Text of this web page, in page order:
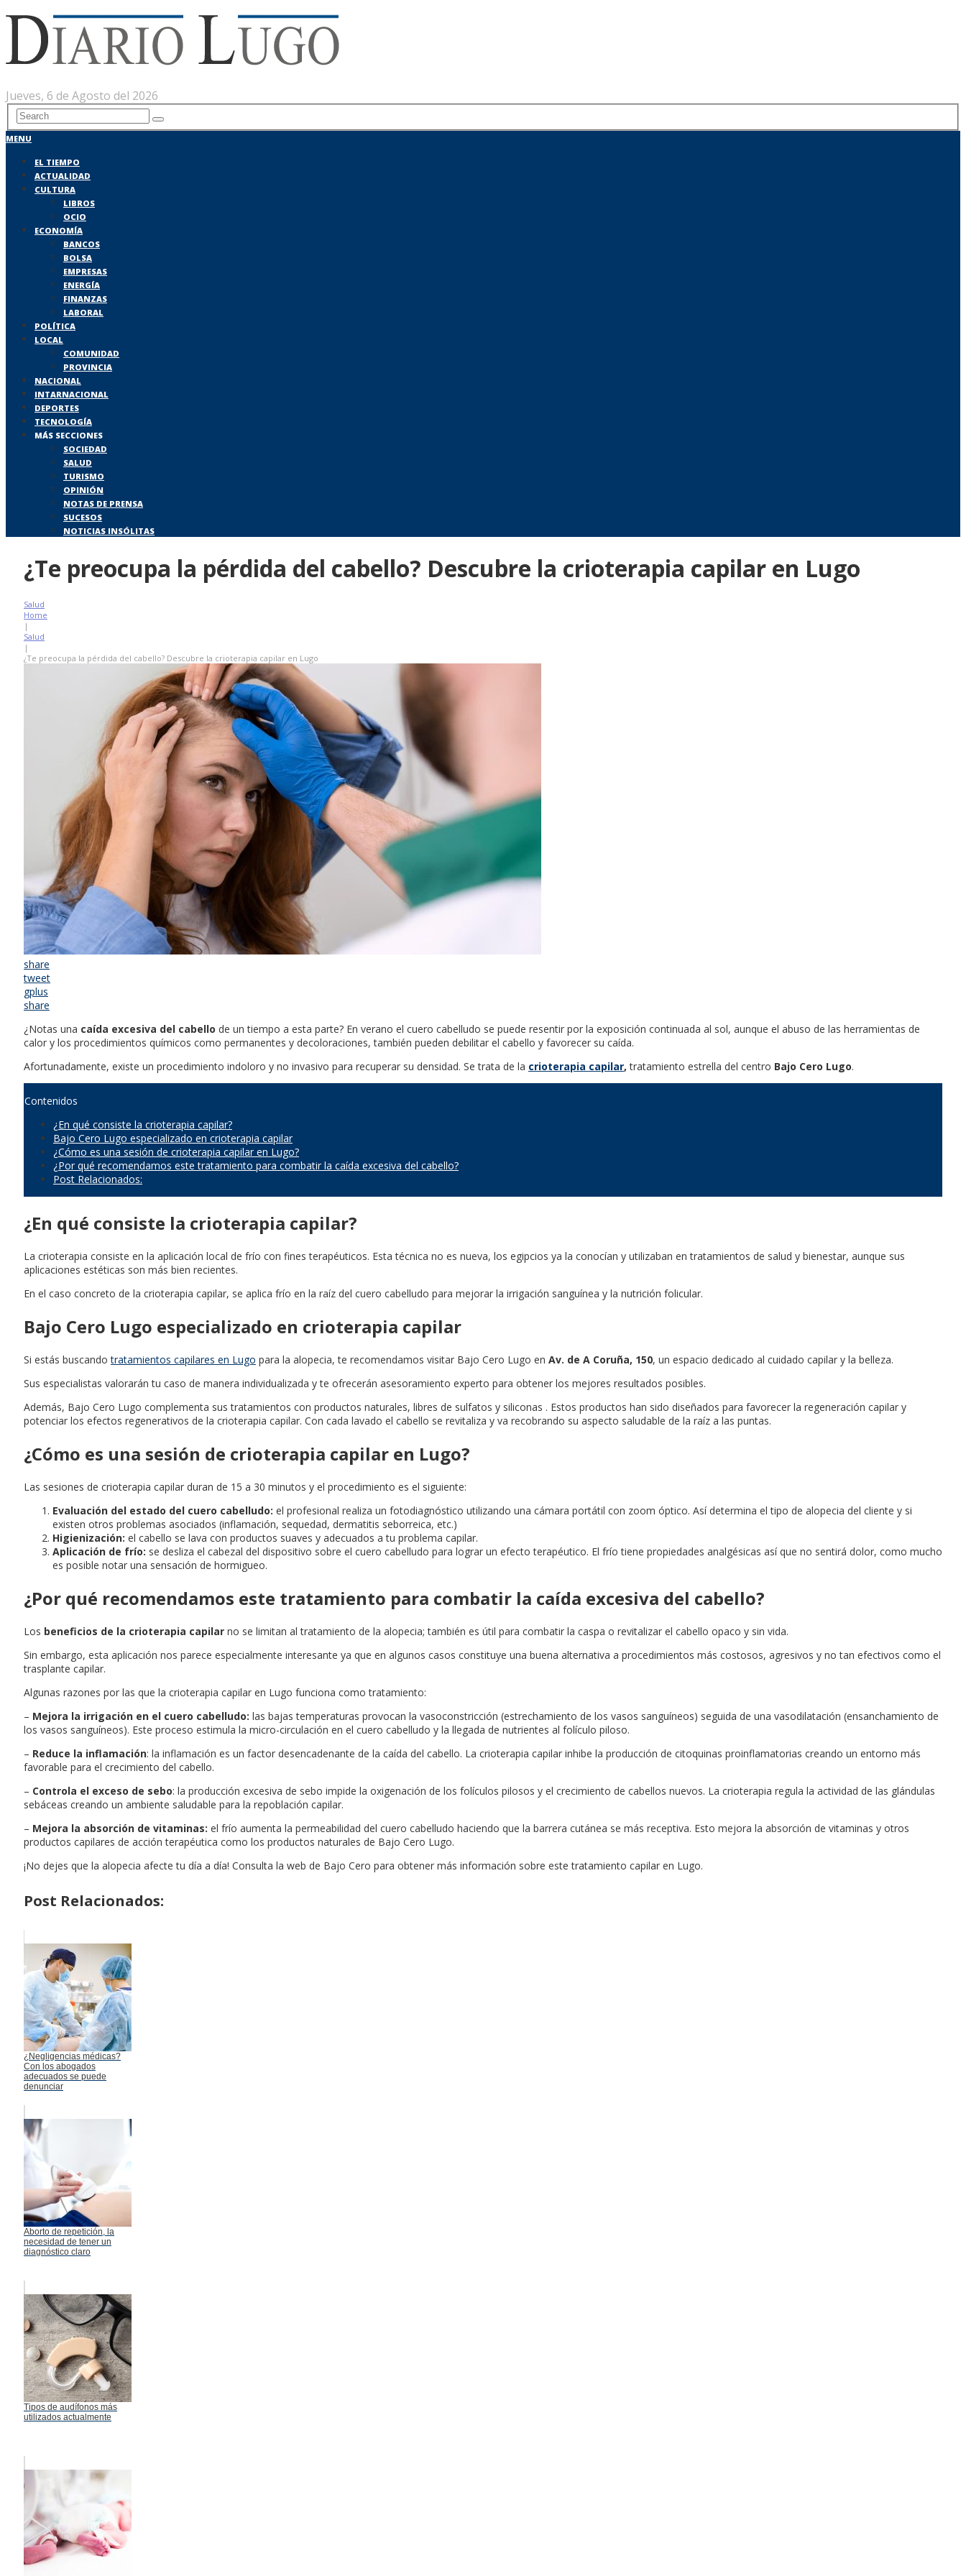
Jueves, 6 de Agosto del 2026
MENU
EL TIEMPO
ACTUALIDAD
CULTURA
LIBROS
OCIO
ECONOMÍA
BANCOS
BOLSA
EMPRESAS
ENERGÍA
FINANZAS
LABORAL
POLÍTICA
LOCAL
COMUNIDAD
PROVINCIA
NACIONAL
INTARNACIONAL
DEPORTES
TECNOLOGÍA
MÁS SECCIONES
SOCIEDAD
SALUD
TURISMO
OPINIÓN
NOTAS DE PRENSA
SUCESOS
NOTICIAS INSÓLITAS
¿Te preocupa la pérdida del cabello? Descubre la crioterapia capilar en Lugo
Salud
Home
|
Salud
|
¿Te preocupa la pérdida del cabello? Descubre la crioterapia capilar en Lugo
share
tweet
gplus
share
¿Notas una caída excesiva del cabello de un tiempo a esta parte? En verano el cuero cabelludo se puede resentir por la exposición continuada al sol, aunque el abuso de las herramientas de
calor y los procedimientos químicos como permanentes y decoloraciones, también pueden debilitar el cabello y favorecer su caída.
Afortunadamente, existe un procedimiento indoloro y no invasivo para recuperar su densidad. Se trata de la crioterapia capilar,tratamiento estrella del centro Bajo Cero Lugo.
Contenidos
¿En qué consiste la crioterapia capilar?
Bajo Cero Lugo especializado en crioterapia capilar
¿Cómo es una sesión de crioterapia capilar en Lugo?
¿Por qué recomendamos este tratamiento para combatir la caída excesiva del cabello?
Post Relacionados:
¿En qué consiste la crioterapia capilar?
La crioterapia consiste en la aplicación local de frío con fines terapéuticos. Esta técnica no es nueva, los egipcios ya la conocían y utilizaban en tratamientos de salud y bienestar, aunque sus
aplicaciones estéticas son más bien recientes.
En el caso concreto de la crioterapia capilar, se aplica frío en la raíz del cuero cabelludo para mejorar la irrigación sanguínea y la nutrición folicular.
Bajo Cero Lugo especializado en crioterapia capilar
Si estás buscandotratamientos capilares en Lugo para la alopecia, te recomendamos visitar Bajo Cero Lugo en Av. de A Coruña, 150, un espacio dedicado al cuidado capilar y la belleza.
Sus especialistas valorarán tu caso de manera individualizada y te ofrecerán asesoramiento experto para obtener los mejores resultados posibles.
Además, Bajo Cero Lugo complementa sus tratamientos con productos naturales, libres de sulfatos y siliconas . Estos productos han sido diseñados para favorecer la regeneración capilar y
potenciar los efectos regenerativos de la crioterapia capilar. Con cada lavado el cabello se revitaliza y va recobrando su aspecto saludable de la raíz a las puntas.
¿Cómo es una sesión de crioterapia capilar en Lugo?
Las sesiones de crioterapia capilar duran de 15 a 30 minutos y el procedimiento es el siguiente:
Evaluación del estado del cuero cabelludo: el profesional realiza un fotodiagnóstico utilizando una cámara portátil con zoom óptico. Así determina el tipo de alopecia del cliente y si
existen otros problemas asociados (inflamación, sequedad, dermatitis seborreica, etc.)
Higienización: el cabello se lava con productos suaves y adecuados a tu problema capilar.
Aplicación de frío: se desliza el cabezal del dispositivo sobre el cuero cabelludo para lograr un efecto terapéutico. El frío tiene propiedades analgésicas así que no sentirá dolor, como mucho
es posible notar una sensación de hormigueo.
¿Por qué recomendamos este tratamiento para combatir la caída excesiva del cabello?
Los beneficios de la crioterapia capilar no se limitan al tratamiento de la alopecia; también es útil para combatir la caspa o revitalizar el cabello opaco y sin vida.
Sin embargo, esta aplicación nos parece especialmente interesante ya que en algunos casos constituye una buena alternativa a procedimientos más costosos, agresivos y no tan efectivos como el
trasplante capilar.
Algunas razones por las que la crioterapia capilar en Lugo funciona como tratamiento:
– Mejora la irrigación en el cuero cabelludo: las bajas temperaturas provocan la vasoconstricción (estrechamiento de los vasos sanguíneos) seguida de una vasodilatación (ensanchamiento de
los vasos sanguíneos). Este proceso estimula la micro-circulación en el cuero cabelludo y la llegada de nutrientes al folículo piloso.
– Reduce la inflamación: la inflamación es un factor desencadenante de la caída del cabello. La crioterapia capilar inhibe la producción de citoquinas proinflamatorias creando un entorno más
favorable para el crecimiento del cabello.
– Controla el exceso de sebo: la producción excesiva de sebo impide la oxigenación de los folículos pilosos y el crecimiento de cabellos nuevos. La crioterapia regula la actividad de las glándulas
sebáceas creando un ambiente saludable para la repoblación capilar.
– Mejora la absorción de vitaminas: el frío aumenta la permeabilidad del cuero cabelludo haciendo que la barrera cutánea se más receptiva. Esto mejora la absorción de vitaminas y otros
productos capilares de acción terapéutica como los productos naturales de Bajo Cero Lugo.
¡No dejes que la alopecia afecte tu día a día! Consulta la web de Bajo Cero para obtener más información sobre este tratamiento capilar en Lugo.
Post Relacionados:
¿Negligencias médicas?
Con los abogados
adecuados se puede
denunciar
Aborto de repetición, la
necesidad de tener un
diagnóstico claro
Tipos de audífonos más
utilizados actualmente